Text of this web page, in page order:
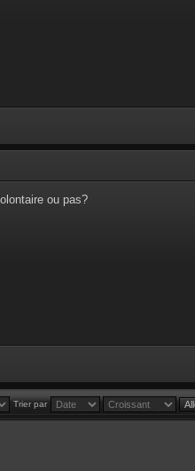
ou pas?
Trier par